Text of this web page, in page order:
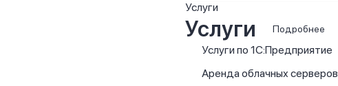
Услуги
Услуги Подробнее
Услуги по 1С:Предприятие
Аренда облачных серверов